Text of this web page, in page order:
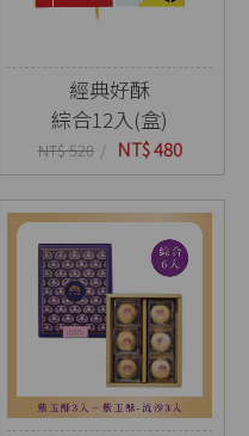
經典好酥
綜合12入(盒)
NT$ 520 NT$ 480